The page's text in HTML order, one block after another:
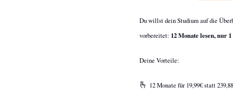
Du willst dein Studium auf die
vorbereitet: 12 Monate lesen, nur
Deine Vorteile:
🫰 12 Monate für 19,99€ statt